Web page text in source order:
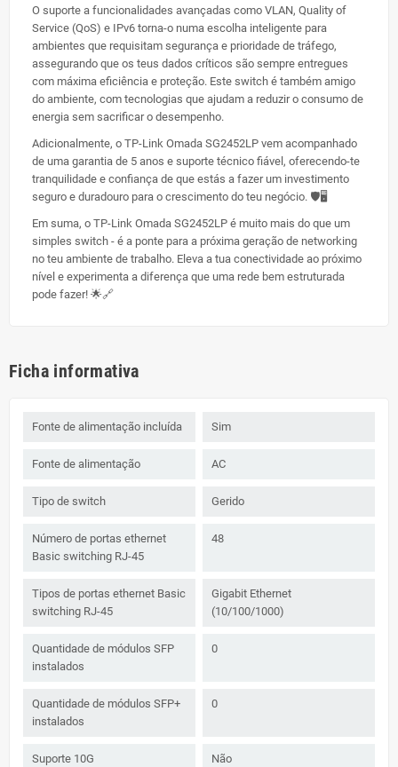
O suporte a funcionalidades avançadas como VLAN, Quality of
Service (QoS) e IPv6 torna-o numa escolha inteligente para
ambientes que requisitam segurança e prioridade de tráfego,
assegurando que os teus dados críticos são sempre entregues
com máxima eficiência e proteção. Este switch é também amigo
do ambiente, com tecnologias que ajudam a reduzir o consumo de
energia sem sacrificar o desempenho.
Adicionalmente, o TP-Link Omada SG2452LP vem acompanhado
de uma garantia de 5 anos e suporte técnico fiável, oferecendo-te
tranquilidade e confiança de que estás a fazer um investimento
seguro e duradouro para o crescimento do teu negócio. 🛡️🖥️
Em suma, o TP-Link Omada SG2452LP é muito mais do que um
simples switch - é a ponte para a próxima geração de networking
no teu ambiente de trabalho. Eleva a tua conectividade ao próximo
nível e experimenta a diferença que uma rede bem estruturada
pode fazer! 🌟🔗
Ficha informativa
Fonte de alimentação incluída Sim
Fonte de alimentação AC
Tipo de switch Gerido
Número de portas ethernet
Basic switching RJ-45
48
Tipos de portas ethernet Basic
switching RJ-45
Gigabit Ethernet
(10/100/1000)
Quantidade de módulos SFP
instalados
0
Quantidade de módulos SFP+
instalados
0
Suporte 10G Não